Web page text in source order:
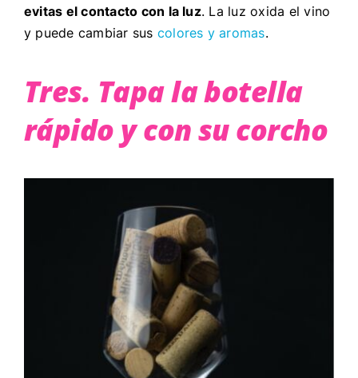
evitas el contacto con la luz. La luz oxida el vino
y puede cambiar sus colores y aromas.
Tres. Tapa la botella
rápido y con su corcho